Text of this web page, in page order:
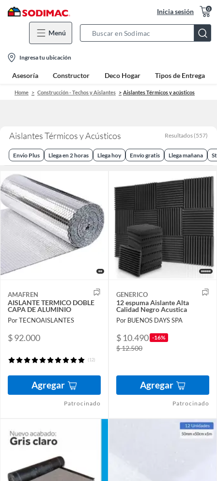
Inicia sesión 0
Menú
Bar
location-
icon
Ingresa tu ubicación
Asesoría Constructor Deco Hogar Tipos de Entrega
Home Construcción - Techos y Aislantes Aislantes Térmicos y acústicos
Aislantes Térmicos y Acústicos Resultados (557)
Envio Plus Llega en 2 horas Llega hoy Envío gratis Llega mañana
AMAFREN
AISLANTE TERMICO DOBLE
CAPA DE ALUMINIO
Por TECNOAISLANTES
$ 92.000
(12)
Agregar
Patrocinado
GENERICO
12 espuma Aislante Alta
Calidad Negro Acustica
Por BUENOS DAYS SPA
$ 10.490 -16%
$ 12.500
Agregar
Patrocinado